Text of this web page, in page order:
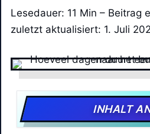
Lesedauer: 11 Min – Beitrag
zuletzt aktualisiert: 1. Juli
INHALT